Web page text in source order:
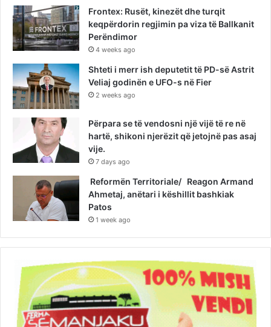
Frontex: Rusët, kinezët dhe turqit
keqpërdorin regjimin pa viza të Ballkanit
Perëndimor
4 weeks ago
Shteti i merr ish deputetit të PD-së Astrit
Veliaj godinën e UFO-s në Fier
2 weeks ago
Përpara se të vendosni një vijë të re në
hartë, shikoni njerëzit që jetojnë pas asaj
vije.
7 days ago
Reformën Territoriale/ Reagon Armand
Ahmetaj, anëtari i këshillit bashkiak
Patos
1 week ago